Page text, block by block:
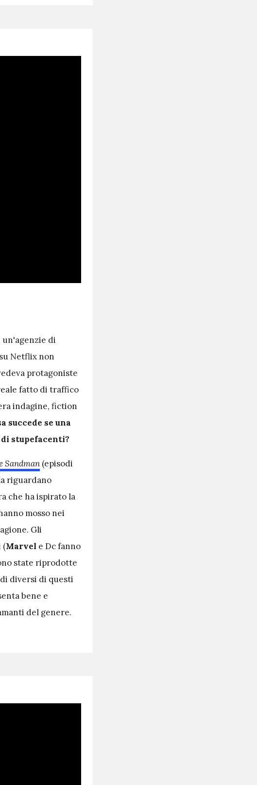
un'agenzie di
su Netflix non
protagoniste
fatto di traffico
indagine, fiction
succede se una
stupefacenti?
Sandman (episodi
riguardano
che ha ispirato la
mosso nei
Gli
(Marvel e Dc fanno
state riprodotte
diversi di questi
bene e
del genere.